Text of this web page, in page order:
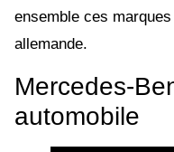
ensemble ces
allemande.
Mercedes-
automobile